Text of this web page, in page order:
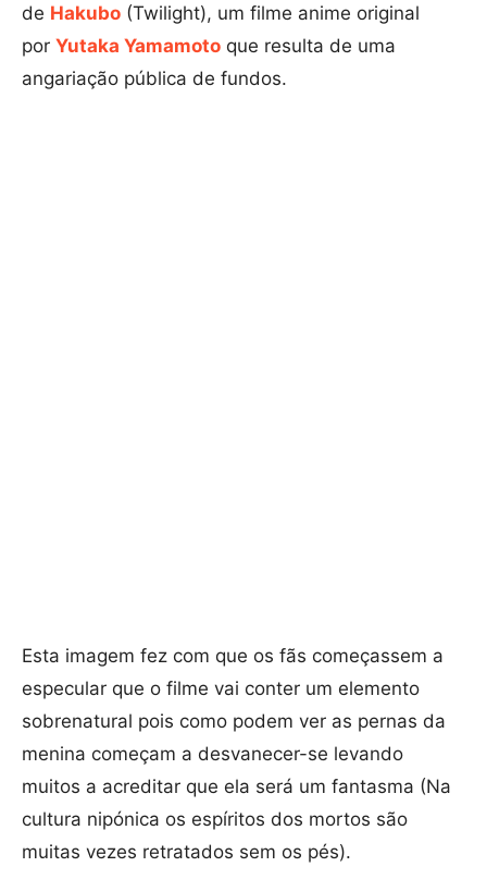
de Hakubo (Twilight), um filme anime original
por Yutaka Yamamoto que resulta de uma
angariação pública de fundos.
Esta imagem fez com que os fãs começassem a
especular que o filme vai conter um elemento
sobrenatural pois como podem ver as pernas da
menina começam a desvanecer-se levando
muitos a acreditar que ela será um fantasma (Na
cultura nipónica os espíritos dos mortos são
muitas vezes retratados sem os pés).